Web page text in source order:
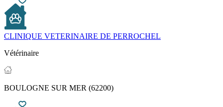
CLINIQUE VETERINAIRE DE PERROCHEL
Vétérinaire
BOULOGNE SUR MER (62200)